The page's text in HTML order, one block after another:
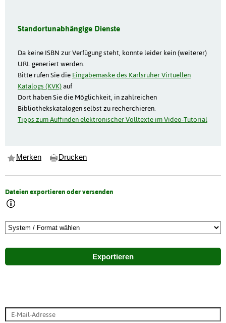
Standortunabhängige Dienste
Da keine ISBN zur Verfügung steht, konnte leider kein (weiterer)
URL generiert werden.
Bitte rufen Sie die Eingabemaske des Karlsruher Virtuellen
Katalogs (KVK)auf
Dort haben Sie die Möglichkeit, in zahlreichen
Bibliothekskatalogen selbst zu recherchieren.
Tipps zum Auffinden elektronischer Volltexte im Video-Tutorial
Merken Drucken
Dateien exportieren oder versenden
Exportieren